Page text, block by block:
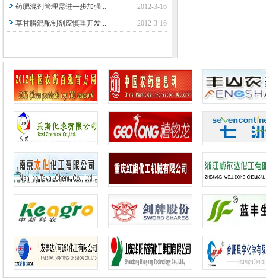
药肥混剂管理需进一步加强...
2012-3-16
草甘膦混配制剂应慎重开发...
2012-3-16